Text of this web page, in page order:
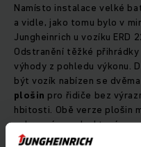
Namísto instalace velké
a vidle, jako tomu bylo v
Jungheinrich u vozíku
Odstranění těžké
výhody z pohledu výkonu.
být vozík nabízen se
plošin pro řidiče bez
hbitosti. Obě verze plošin
ochranné panely, které
stání. Zároveň je ERD 220i